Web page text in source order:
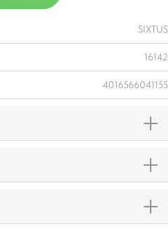
SIXTUS
16142
4016566041155